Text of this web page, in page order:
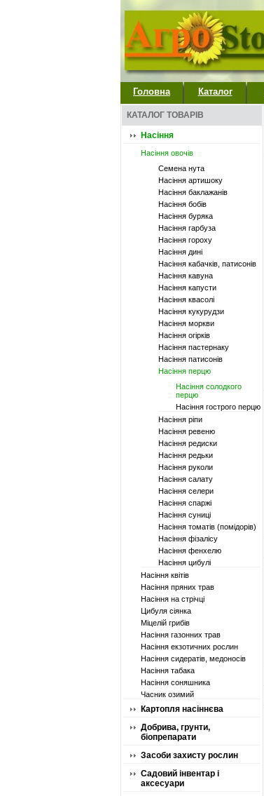
Головна Каталог
КАТАЛОГ ТОВАРІВ
Насіння
Насіння овочів
Семена нута
Насіння артишоку
Насіння баклажанів
Насіння бобів
Насіння буряка
Насіння гарбуза
Насіння гороху
Насіння дині
Насіння кабачків, патисонів
Насіння кавуна
Насіння капусти
Насіння квасолі
Насіння кукурудзи
Насіння моркви
Насіння огірків
Насіння пастернаку
Насіння патисонів
Насіння перцю
Насіння солодкого
перцю
Насіння гострого перцю
Насіння ріпи
Насіння ревеню
Насіння редиски
Насіння редьки
Насіння руколи
Насіння салату
Насіння селери
Насіння спаржі
Насіння суниці
Насіння томатів (помідорів)
Насіння фізалісу
Насіння фенхелю
Насіння цибулі
Насіння квітів
Насіння пряних трав
Насіння на стрічці
Цибуля сіянка
Міцелій грибів
Насіння газонних трав
Насіння екзотичних рослин
Насіння сидератів, медоносів
Насіння табака
Насіння соняшника
Часник озимий
Картопля насіннєва
Добрива, грунти,
біопрепарати
Засоби захисту рослин
Садовий інвентар і
аксесуари